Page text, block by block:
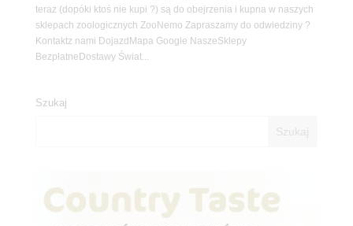
teraz (dopóki ktoś nie kupi ?) są do obejrzenia i kupna w naszych
sklepach zoologicznych ZooNemo Zapraszamy do odwiedziny ?
Kontaktz nami DojazdMapa Google NaszeSklepy
BezpłatneDostawy Świat...
Szukaj